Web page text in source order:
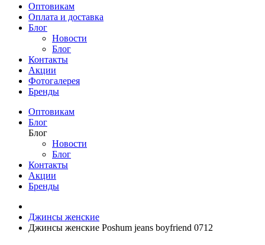
Оптовикам
Оплата и доставка
Блог
Новости
Блог
Контакты
Акции
Фотогалерея
Бренды
Оптовикам
Блог
Блог
Новости
Блог
Контакты
Акции
Бренды
Джинсы женские
Джинсы женские Poshum jeans boyfriend 0712